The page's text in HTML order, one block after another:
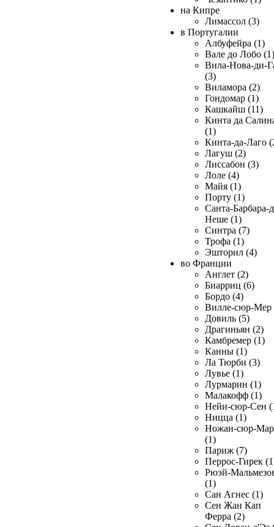
на Кипре
Лимассол (3)
в Португалии
Албуфейра (1)
Вале до Лобо (1)
Вила-Нова-ди-
(3)
Виламора (2)
Гондомар (1)
Кашкайш (11)
Кинта да
(1)
Кинта-да-Лаго
Лагуш (2)
Лиссабон (3)
Лоле (4)
Майя (1)
Порту (1)
Санта-Барбара-
Неше (1)
Синтра (7)
Трофа (1)
Эшторил (4)
во Франции
Англет (2)
Биарриц (6)
Бордо (4)
Вилле-сюр-Мер
Довиль (5)
Драгиньян (2)
Камбремер (1)
Канны (1)
Ла Тюрби (3)
Лувье (1)
Лурмарин (1)
Малакофф (1)
Нейи-сюр-Сен
Ницца (1)
Ножан-сюр-
(1)
Париж (7)
Перрос-Гирек
Рюэй-
(1)
Сан Агнес (1)
Сен Жан Кап
Ферра (2)